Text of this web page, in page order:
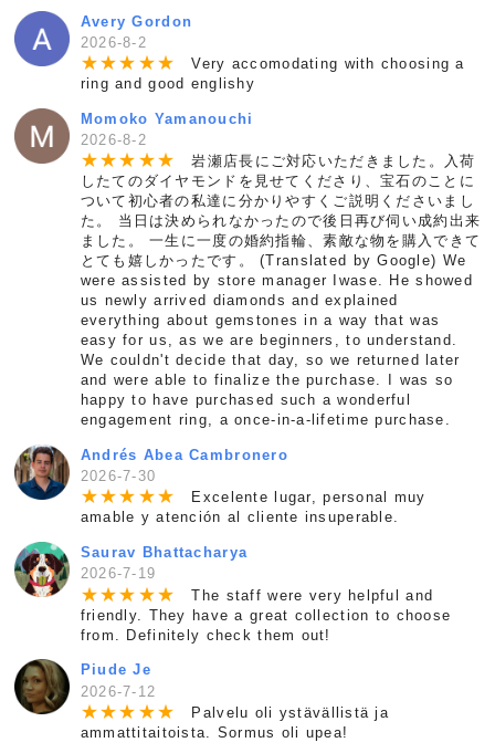
Avery Gordon
2026-8-2
★★★ ★★
Very accomodating with choosing a
ring and good englishy
Momoko Yamanouchi
2026-8-2
★★★ ★★
岩瀬店長にご対応いただきました。入荷
したてのダイヤモンドを見せてくださり、宝石のことに
ついて初心者の私達に分かりやすくご説明くださいまし
た。 当日は決められなかったので後日再び伺い成約出来
ました。 一生に一度の婚約指輪、素敵な物を購入できて
とても嬉しかったです。 (Translated by Google) We
were assisted by store manager Iwase. He showed
us newly arrived diamonds and explained
everything about gemstones in a way that was
easy for us, as we are beginners, to understand.
We couldn't decide that day, so we returned later
and were able to finalize the purchase. I was so
happy to have purchased such a wonderful
engagement ring, a once-in-a-lifetime purchase.
Andrés Abea Cambronero
2026-7-30
★★★ ★★
Excelente lugar, personal muy
amable y atención al cliente insuperable.
Saurav Bhattacharya
2026-7-19
★★★ ★★
The staff were very helpful and
friendly. They have a great collection to choose
from. Definitely check them out!
Piude Je
2026-7-12
★★★ ★★
Palvelu oli ystävällistä ja
ammattitaitoista. Sormus oli upea!